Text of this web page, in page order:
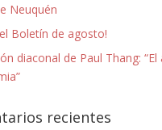
Neuquén
Boletín de agosto!
diaconal de Paul Thang:
recientes